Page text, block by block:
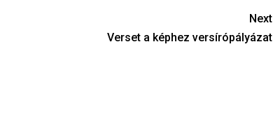
Next
Verset a képhez versírópályázat